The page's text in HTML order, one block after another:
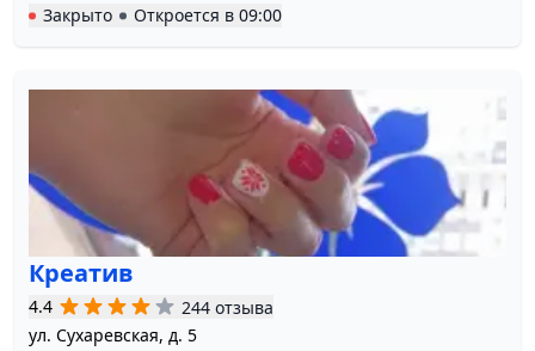
Закрыто
Откроется в 09:00
Креатив
4.4
244 отзыва
ул. Сухаревская, д. 5